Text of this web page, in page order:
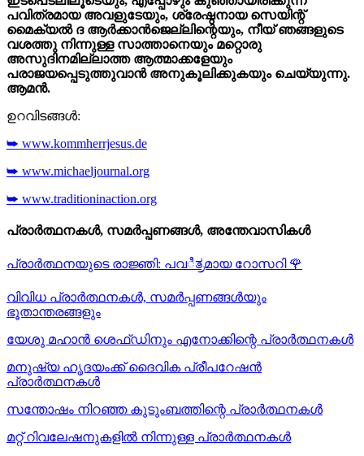
പവിത്രമായ അവളുടേയും, ശ്രേഷ്ഠനായ സെയിന്റ്
മൈക്യൽ ദ ആർക്കാൻജെല്ലിന്റെയും, നീയ് ഞങ്ങളുടെ
വശത്തു നിന്നുള്ള സാത്താനെയും മറ്റൊരു
അസുദിനമില്ലാത്ത ആത്മാക്കളേയും
പരാജയപ്പെടുത്തുവാൻ അനുകൂലിക്കുകയും ചെയ്യുന്നു.
ആമൻ.
ഉറവിടങ്ങൾ:
➥ www.kommherrjesus.de
➥ www.michaeljournal.org
➥ www.traditioninaction.org
പ്രാർത്ഥനകൾ, സമർപ്പണങ്ങൾ, അന്തേവാസികൾ
പ്രാർത്ഥനയുടെ രാജ്ഞി: പവಿತ್ರമായ റോസറി 🌹
വിവിധ പ്രാർത്ഥനകൾ, സമർപ്പണങ്ങൾയും
ഭൂതാന്തരങ്ങളും
യേശു മഹാന്‍ ശെഫ്ഡിനും എനോക്കിന്റെ പ്രാർത്ഥനകള്‍
മനുഷ്യ ഹൃദയംക്ക് ദൈവിക പ്രീപറേഷൻ
പ്രാർത്ഥനകൾ
സന്തോഷം നിറഞ്ഞ കുടുംബത്തിന്റെ പ്രാർത്ഥനകള്‍
മറ്റ് റിവലേഷനുകളിൽ നിന്നുള്ള പ്രാർത്ഥനകൾ